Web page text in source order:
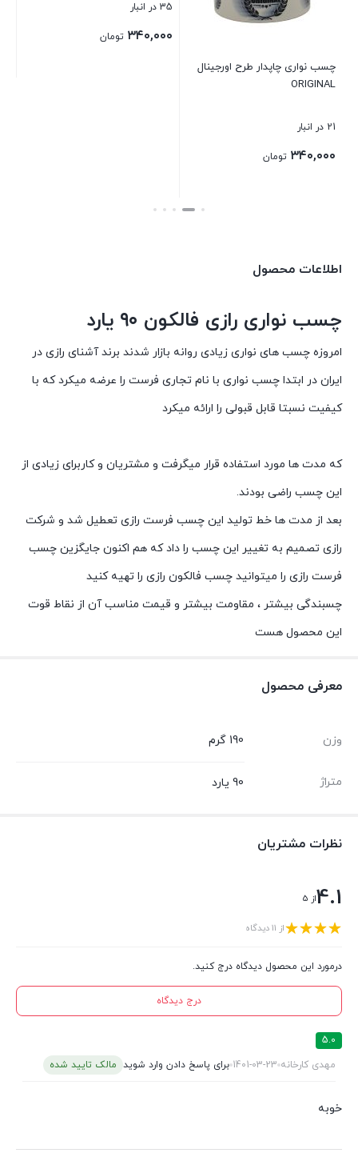
چسب نواری چاپدار طرح اورجینال
ORIGINAL
21 در انبار
۳۴۰,۰۰۰ تومان
35 در انبار
۳۴۰,۰۰۰ تومان
اطلاعات محصول
چسب نواری رازی فالکون ۹۰ یارد
امروزه چسب های نواری زیادی روانه بازار شدند برند آشنای رازی در
ایران در ابتدا چسب نواری با نام تجاری فرست را عرضه میکرد که با
کیفیت نسبتا قابل قبولی را ارائه میکرد
که مدت ها مورد استفاده قرار میگرفت و مشتریان و کاربرای زیادی از
این چسب راضی بودند.
بعد از مدت ها خط تولید این چسب فرست رازی تعطیل شد و شرکت
رازی تصمیم به تغییر این چسب را داد که هم اکنون جایگزین چسب
فرست رازی را میتوانید چسب فالکون رازی را تهیه کنید
چسبندگی بیشتر ، مقاومت بیشتر و قیمت مناسب آن از نقاط قوت
این محصول هست
معرفی محصول
وزن 190 گرم
متراژ 90 یارد
نظرات مشتریان
4.1از 5
از 11 دیدگاه
درمورد این محصول دیدگاه درج کنید.
درج دیدگاه
5.0
مهدی کارخانه 1401-03-23 برای پاسخ دادن وارد شوید مالک تایید شده
خوبه